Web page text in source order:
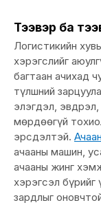
Тээвэр ба
Логистикийн
хэрэгслийг
багтаан ачихад
түлшний
элэгдэл,
мөрдөөгүй
эрсдэлтэй.
ачааны машин,
ачааны жинг
хэрэгсэл бүрийг
зардлыг